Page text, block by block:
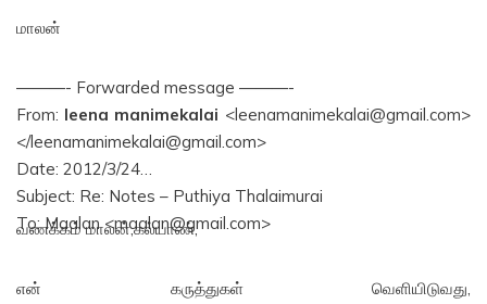
மாலன்
———- Forwarded message ———-
From: leena manimekalai <leenamanimekalai@gmail.com>
</leenamanimekalai@gmail.com>
Date: 2012/3/24
Subject: Re: Notes – Puthiya Thalaimurai
To: Maalan <maalan@gmail.com>
வணக்கம் மாலன்,கல்யாண்,
என் கருத்துகள் வெளியிடுவது,